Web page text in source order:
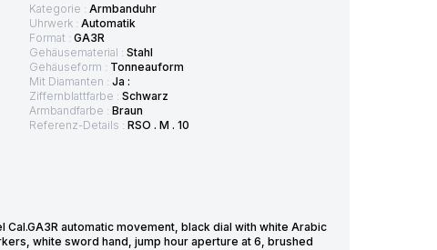
Kategorie : Armbanduhr
Uhrwerk : Automatik
Format : GA3R
Gehäusematerial : Stahl
Gehäuseform : Tonneauform
Mit Diamanten : Ja :
Ziffernblattfarbe : Schwarz
Armbandfarbe : Braun
Referenz-Details : RSO . M . 10
automatic movement, black dial with white Arabic
white sword hand, jump hour aperture at 6, brushed